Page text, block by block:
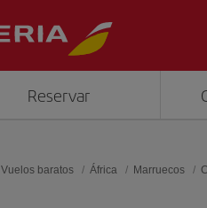
Reservar
Vuelos baratos África Marruecos